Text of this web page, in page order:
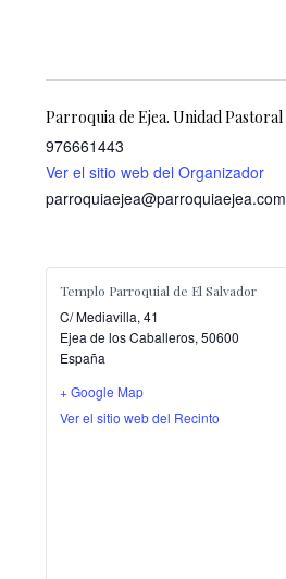
Parroquia de Ejea. Unidad Pastoral
976661443
Ver el sitio web del Organizador
parroquiaejea@parroquiaejea.com
Templo Parroquial de El Salvador
C/ Mediavilla, 41
Ejea de los Caballeros, 50600
España
+ Google Map
Ver el sitio web del Recinto